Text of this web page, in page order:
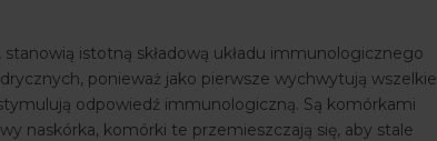
istotną składową układu immunologicznego
ponieważ jako pierwsze wychwytują wszelkie
odpowiedź immunologiczną. Są komórkami
naskórka, komórki te przemieszczają się, aby stale